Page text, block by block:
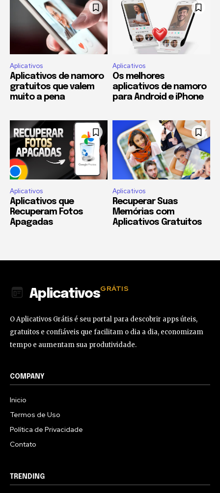
Aplicativos
Aplicativos de namoro
gratuitos que valem
muito a pena
Aplicativos
Os melhores
aplicativos de namoro
para Android e iPhone
Aplicativos
Aplicativos que
Recuperam Fotos
Apagadas
Aplicativos
Recuperar Suas
Memórias com
Aplicativos Gratuitos
AplicativosGRÁTIS
O Aplicativos Grátis é seu portal para descobrir apps úteis,
gratuitos e confiáveis que facilitam o dia a dia, economizam
tempo e aumentam sua produtividade.
COMPANY
Inicio
Termos de Uso
Política de Privacidade
Contato
TRENDING